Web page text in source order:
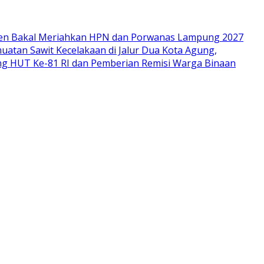
Bakal Meriahkan HPN dan Porwanas Lampung 2027
Sawit Kecelakaan di Jalur Dua Kota Agung,
Ke-81 RI dan Pemberian Remisi Warga Binaan